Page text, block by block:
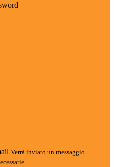
Verrà inviato un messaggio